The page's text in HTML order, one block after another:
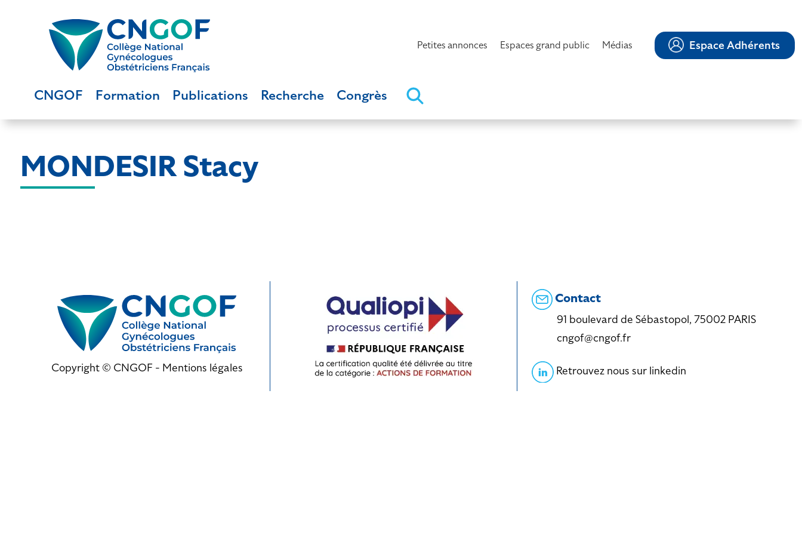
Petites annonces Espaces grand public Médias Espace Adhérents
CNGOF Formation Publications Recherche Congrès
MONDESIR Stacy
Copyright © CNGOF - Mentions légales
Contact
91 boulevard de Sébastopol, 75002 PARIS
cngof@cngof.fr
Retrouvez nous sur linkedin